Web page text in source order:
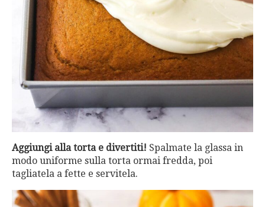
Aggiungi alla torta e divertiti! Spalmate la glassa in
modo uniforme sulla torta ormai fredda, poi
tagliatela a fette e servitela.